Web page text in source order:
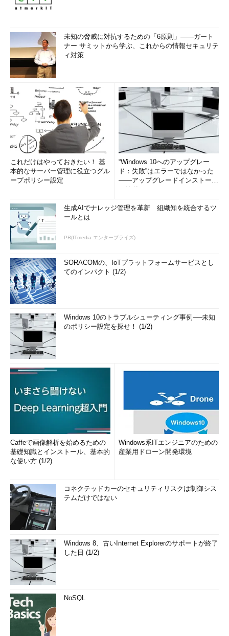
未知の脅威に対抗するための「6原則」――ガート
ナー サミットから学ぶ、これからの情報セキュリテ
ィ対策
これだけはやっておきたい！ 基
本的なサーバー管理に役立つグル
ープポリシー設定
“Windows 10へのアップグレー
ド：失敗”はエラーではなかった
――アップグレードインストール
生成AIでナレッジ管理を革新 組織知を統合するツ
ールとは
PR(ITmedia エンタープライズ)
SORACOMの、IoTプラットフォームサービスとし
てのインパクト (1/2)
Windows 10のトラブルシューティング事例──未知
のポリシー設定を探せ！ (1/2)
Caffeで画像解析を始めるための
基礎知識とインストール、基本的
な使い方 (1/2)
Windows系ITエンジニアのための
産業用ドローン開発環境
コネクテッドカーのセキュリティリスクは制御シス
テムだけではない
Windows 8、古いInternet Explorerのサポートが終了
した日 (1/2)
NoSQL